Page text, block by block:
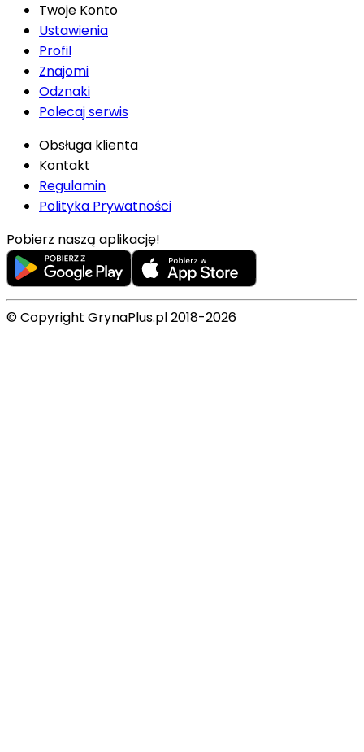
Twoje Konto
Ustawienia
Profil
Znajomi
Odznaki
Polecaj serwis
Obsługa klienta
Kontakt
Regulamin
Polityka Prywatności
Pobierz naszą aplikację!
© Copyright GrynaPlus.pl 2018-2026